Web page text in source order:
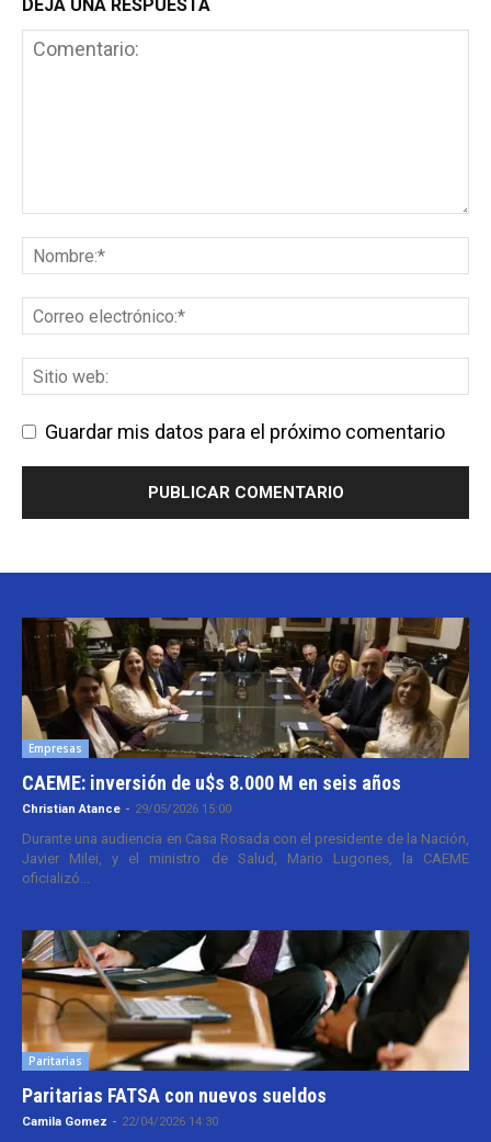
DEJA UNA RESPUESTA
Guardar mis datos para el próximo comentario
Empresas
CAEME: inversión de u$s 8.000 M en seis años
Christian Atance - 29/05/2026 15:00
Durante una audiencia en Casa Rosada con el presidente de la Nación,
Javier Milei, y el ministro de Salud, Mario Lugones, la CAEME
oficializó...
Paritarias
Paritarias FATSA con nuevos sueldos
Camila Gomez - 22/04/2026 14:30